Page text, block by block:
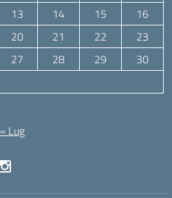
13 14 15
16
20 21 22
23
27 28 29
30
« Lug